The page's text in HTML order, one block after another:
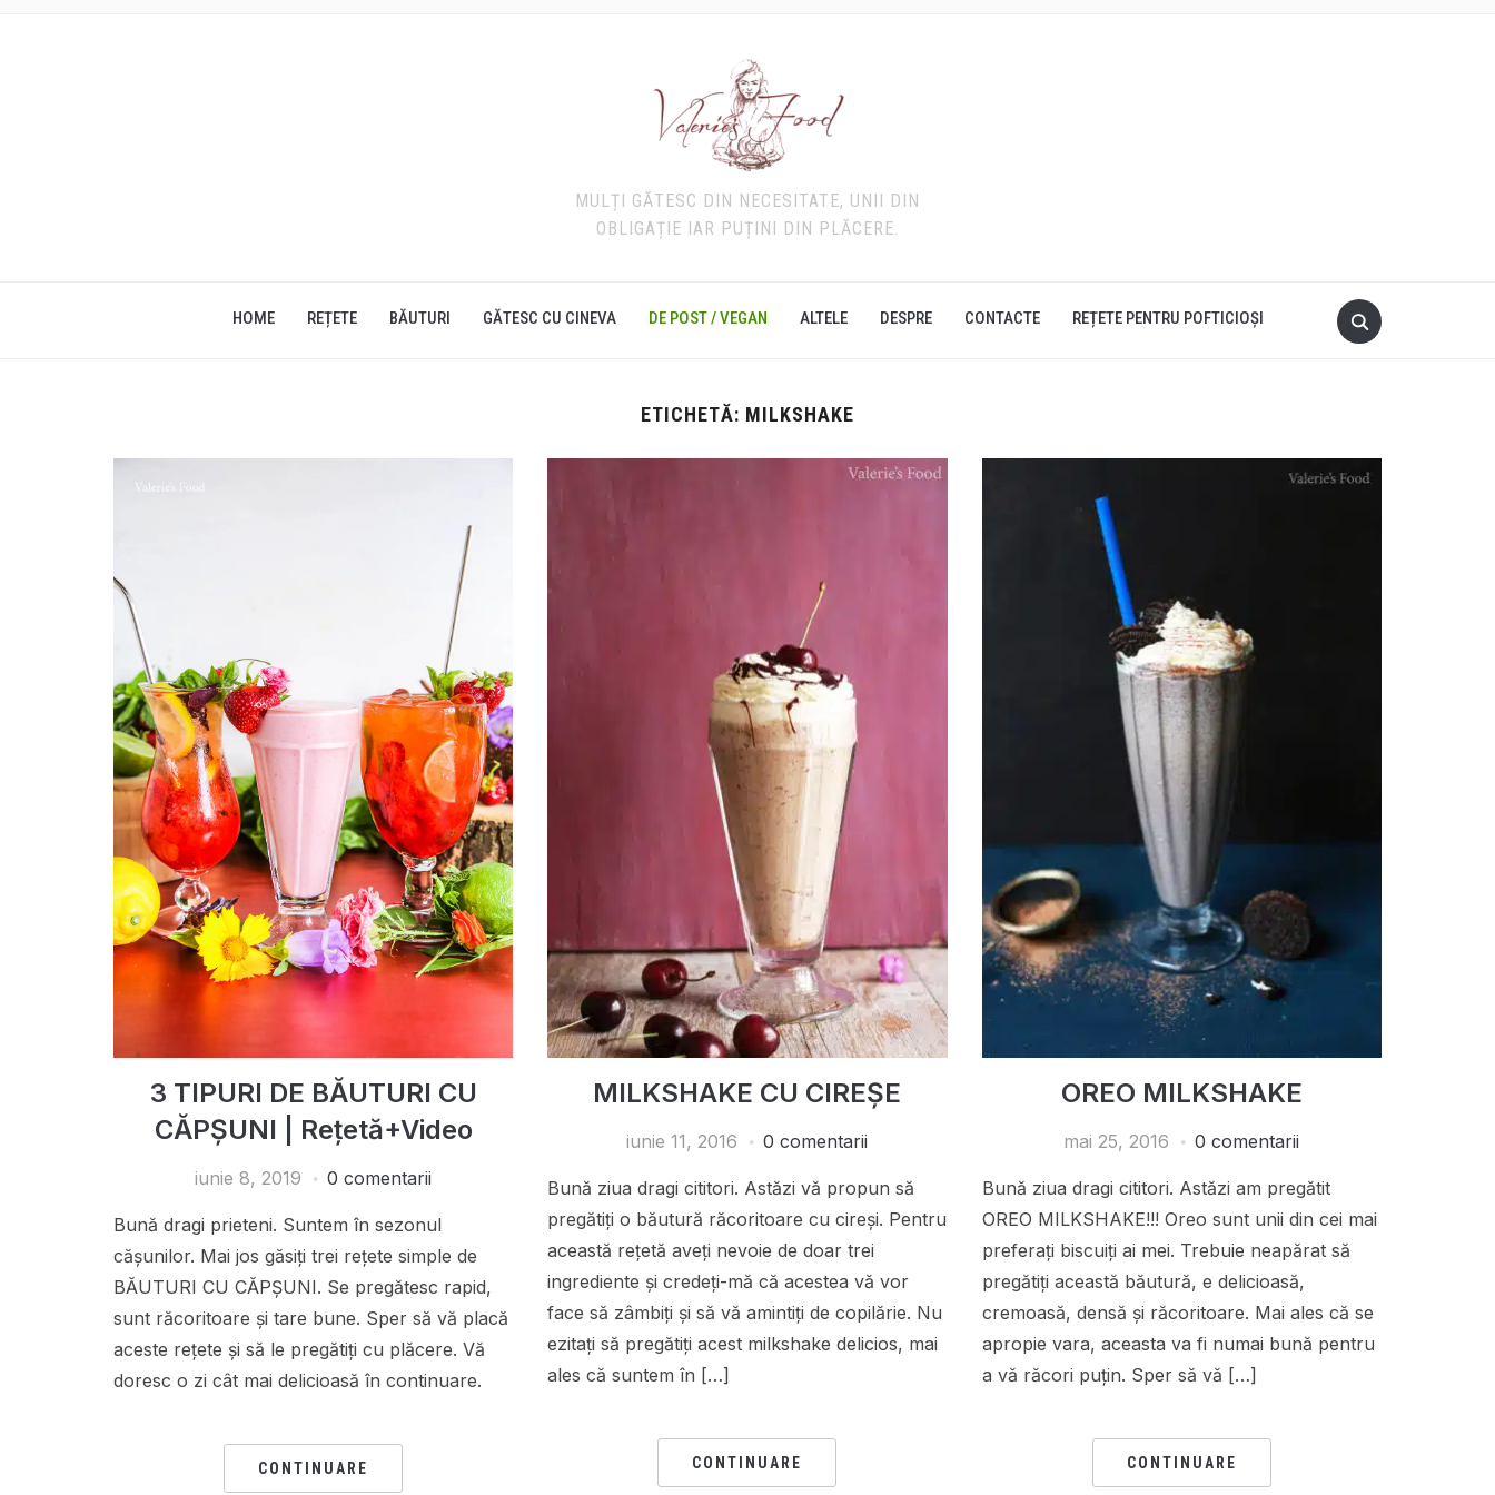
MULȚI GĂTESC DIN NECESITATE, UNII DIN
OBLIGAȚIE IAR PUȚINI DIN PLĂCERE.
HOME REȚETE BĂUTURI GĂTESC CU CINEVA DE POST / VEGAN ALTELE DESPRE CONTACTE REȚETE PENTRU POFTICIOȘI
ETICHETĂ: MILKSHAKE
3 TIPURI DE BĂUTURI CU
CĂPȘUNI | Rețetă+Video
iunie 8, 2019 0 comentarii
Bună dragi prieteni. Suntem în sezonul
cășunilor. Mai jos găsiți trei rețete simple de
BĂUTURI CU CĂPȘUNI. Se pregătesc rapid,
sunt răcoritoare și tare bune. Sper să vă placă
aceste rețete și să le pregătiți cu plăcere. Vă
doresc o zi cât mai delicioasă în continuare.
CONTINUARE
MILKSHAKE CU CIREȘE
iunie 11, 2016 0 comentarii
Bună ziua dragi cititori. Astăzi vă propun să
pregătiți o băutură răcoritoare cu cireși. Pentru
această rețetă aveți nevoie de doar trei
ingrediente și credeți-mă că acestea vă vor
face să zâmbiți și să vă amintiți de copilărie. Nu
ezitați să pregătiți acest milkshake delicios, mai
ales că suntem în […]
CONTINUARE
OREO MILKSHAKE
mai 25, 2016 0 comentarii
Bună ziua dragi cititori. Astăzi am pregătit
OREO MILKSHAKE!!! Oreo sunt unii din cei mai
preferați biscuiți ai mei. Trebuie neapărat să
pregătiți această băutură, e delicioasă,
cremoasă, densă și răcoritoare. Mai ales că se
apropie vara, aceasta va fi numai bună pentru
a vă răcori puțin. Sper să vă […]
CONTINUARE